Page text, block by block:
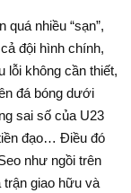
nhiều “sạn”,
đội hình chính,
lỗi không cần thiết,
đá bóng dưới
sai số của U23
đạo… Điều đó
như ngồi trên
trận giao hữu và